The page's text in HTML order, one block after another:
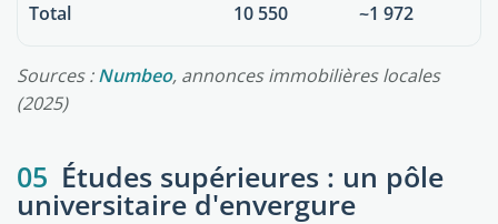
Total 10 550 ~1 972
Sources :Numbeo, annonces immobilières locales
(2025)
05 Études supérieures : un pôle
universitaire d'envergure